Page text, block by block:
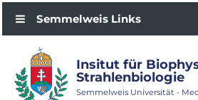
Semmelweis Links
Insitut für
Strahlenbiologie
Semmelweis Universität -